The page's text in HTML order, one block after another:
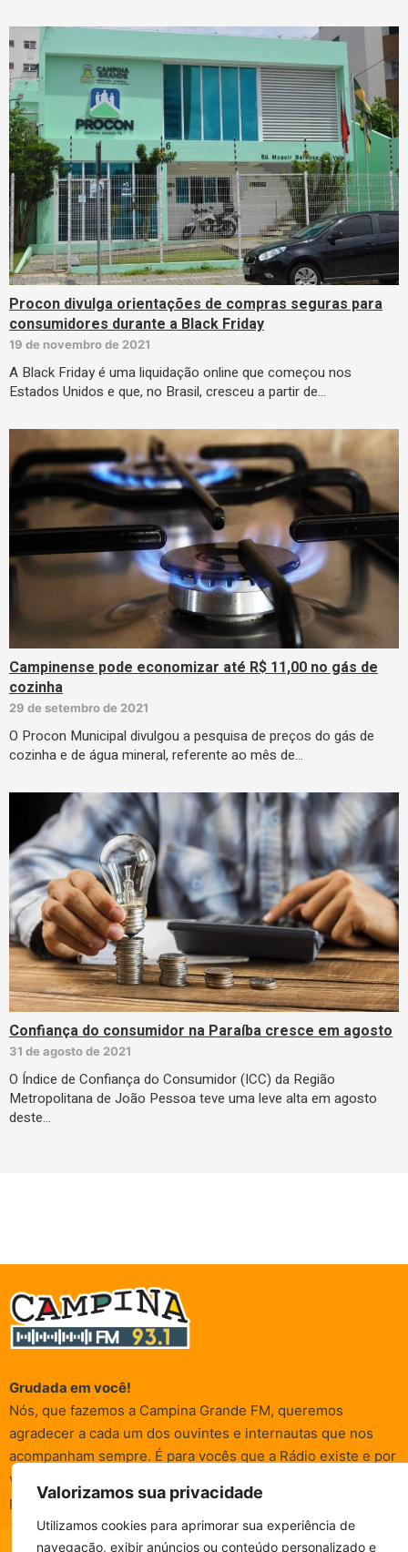
Valorizamos sua privacidade
Utilizamos cookies para aprimorar sua experiência de
navegação, exibir anúncios ou conteúdo personalizado e
Procon divulga orientações de compras seguras para
consumidores durante a Black Friday
19 de novembro de 2021
A Black Friday é uma liquidação online que começou nos
Estados Unidos e que, no Brasil, cresceu a partir de…
Campinense pode economizar até R$ 11,00 no gás de
cozinha
29 de setembro de 2021
O Procon Municipal divulgou a pesquisa de preços do gás de
cozinha e de água mineral, referente ao mês de…
Confiança do consumidor na Paraíba cresce em agosto
31 de agosto de 2021
O Índice de Confiança do Consumidor (ICC) da Região
Metropolitana de João Pessoa teve uma leve alta em agosto
deste…
Grudada em você!
Nós, que fazemos a Campina Grande FM, queremos
agradecer a cada um dos ouvintes e internautas que nos
acompanham sempre. É para vocês que a Rádio existe e por
vocês que as informações (informativas, de entretenimento,
promocionais e de conscientização) são realizadas.